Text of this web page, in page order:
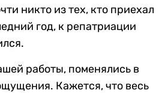
никто из тех, кто приехал
год, к репатриации
работы, поменялись в
Кажется, что весь